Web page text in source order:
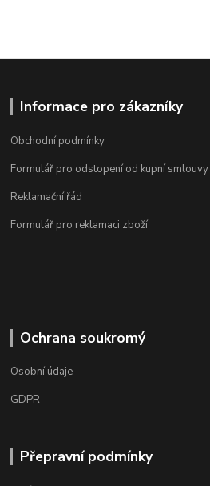
Informace pro zákazníky
Obchodní podmínky
Formulář pro odstopení od kupní smlouvy
Reklamační řád
Formulář pro reklamaci zboží
Ochrana soukromý
Osobní údaje
GDPR
Přepravní podmínky